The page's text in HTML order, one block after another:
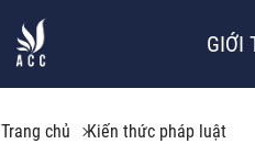
GIỚI
Trang chủ Kiến thức pháp luật